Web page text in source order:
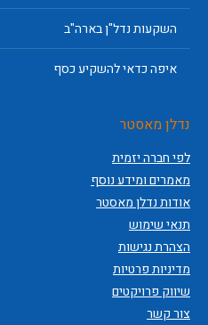
השקעות נדל"ן בארה"ב
איפה כדאי להשקיע כסף
נדלן מאסטר
לפי חברה יזמית
מאמרים ומידע נוסף
אודות נדלן מאסטר
תנאי שימוש
הצהרת נגישות
מדיניות פרטיות
שיווק פרויקטים
צור קשר